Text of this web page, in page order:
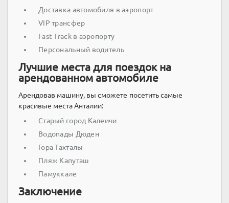
Доставка автомобиля в аэропорт
VIP трансфер
Fast Track в аэропорту
Персональный водитель
Лучшие места для поездок на
арендованном автомобиле
Арендовав машину, вы сможете посетить самые
красивые места Анталии:
Старый город Калеичи
Водопады Дюден
Гора Тахталы
Пляж Капуташ
Памуккале
Заключение